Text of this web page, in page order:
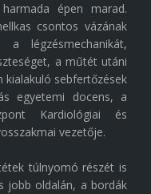
épen marad.
csontos vázának
légzésmechanikát,
a műtét utáni
sebfertőzések
egyetemi docens, a
Kardiológiai és
vezetője.
túlnyomó részét is
jobb oldalán, a bordák